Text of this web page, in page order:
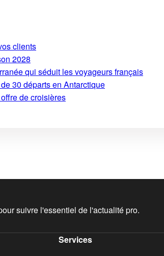
clients
2028
qui séduit les voyageurs français
30 départs en Antarctique
de croisières
suivre l'essentiel de l'actualité pro.
Services